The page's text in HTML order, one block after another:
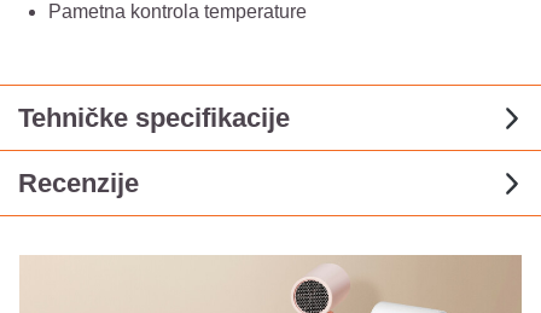
Pametna kontrola temperature
Tehničke specifikacije
Recenzije